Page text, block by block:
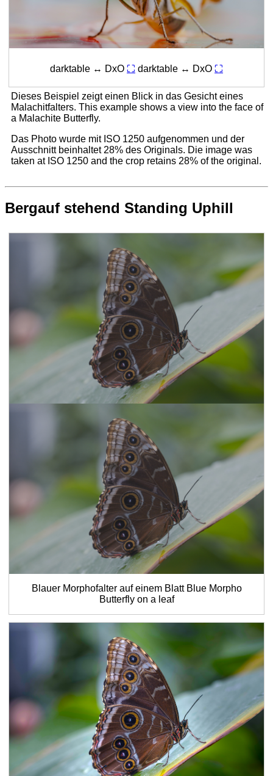
darktable ↔ DxO ⛶ darktable ↔ DxO ⛶
Dieses Beispiel zeigt einen Blick in das Gesicht eines
Malachitfalters. This example shows a view into the face of
a Malachite Butterfly.
Das Photo wurde mit ISO 1250 aufgenommen und der
Ausschnitt beinhaltet 28% des Originals. Die image was
taken at ISO 1250 and the crop retains 28% of the original.
Bergauf stehend Standing Uphill
Blauer Morphofalter auf einem Blatt Blue Morpho
Butterfly on a leaf